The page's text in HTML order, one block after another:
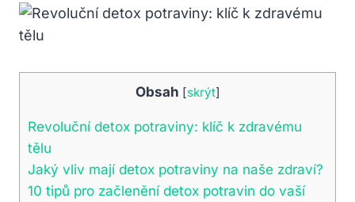
Obsah [skrýt]
Revoluční detox potraviny: klíč k zdravému
tělu
Jaký vliv mají detox potraviny na naše zdraví?
10 tipů pro začlenění detox potravin do vaší